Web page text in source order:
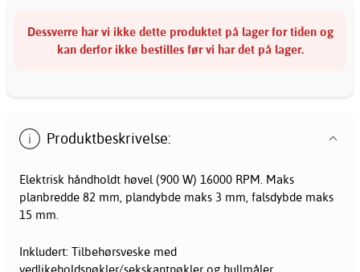
Dessverre har vi ikke dette produktet på lager for tiden og
kan derfor ikke bestilles før vi har det på lager.
Produktbeskrivelse:
Elektrisk håndholdt høvel (900 W) 16000 RPM. Maks
planbredde 82 mm, plandybde maks 3 mm, falsdybde maks
15 mm.
Inkludert: Tilbehørsveske med